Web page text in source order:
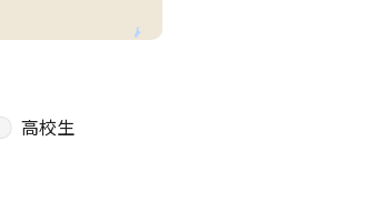
高校生